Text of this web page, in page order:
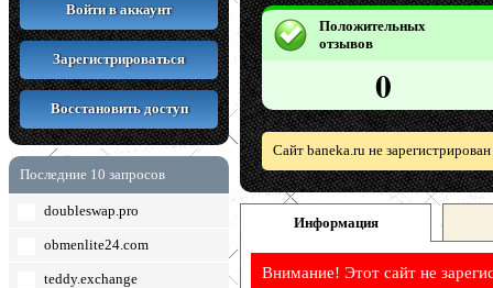
Войти в аккаунт
Зарегистрироваться
Восстановить доступ
Последние 10 запросов
doubleswap.pro
obmenlite24.com
teddy.exchange
Положительных
отзывов
0
Сайт baneka.ru не
Информация
Внимание! Этот сайт не